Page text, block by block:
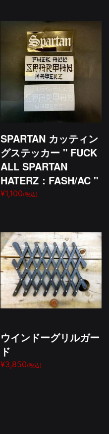
SPARTAN カッティン
グステッカー " FUCK
ALL SPARTAN
HATERZ：FASH/AC "
¥1,100(税込)
ウインドーグリルガー
ド
¥3,850(税込)